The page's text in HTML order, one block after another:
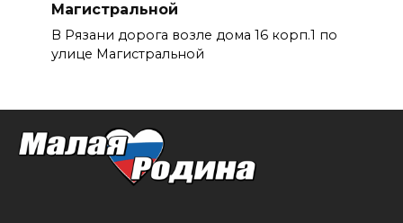
Магистральной
В Рязани дорога возле дома 16 корп.1 по
улице Магистральной